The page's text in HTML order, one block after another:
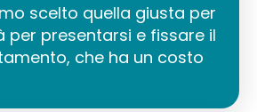
scelto quella giusta per
per presentarsi e fissare il
che ha un costo